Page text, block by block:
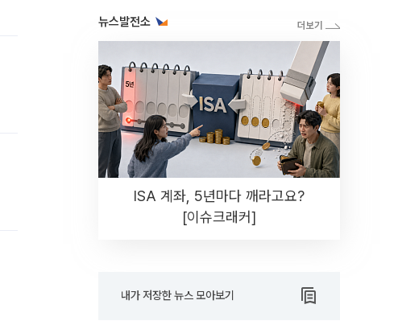
뉴스발전소
ISA 계좌, 5년마다 깨라고요?
[이슈크래커]
내가 저장한 뉴스 모아보기